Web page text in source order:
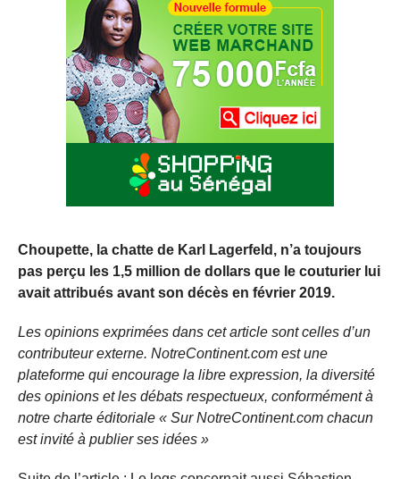
Choupette, la chatte de Karl Lagerfeld, n’a toujours
pas perçu les 1,5 million de dollars que le couturier lui
avait attribués avant son décès en février 2019.
Les opinions exprimées dans cet article sont celles d’un
contributeur externe. NotreContinent.com est une
plateforme qui encourage la libre expression, la diversité
des opinions et les débats respectueux, conformément à
notre charte éditoriale « Sur NotreContinent.com chacun
est invité à publier ses idées »